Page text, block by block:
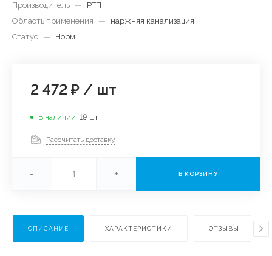
Производитель —
РТП
Область применения
—
наржняя канализация
Статус
— Норм
2 472 ₽ / шт
В наличии 19 шт
Рассчитать доставку
- + В КОРЗИНУ
ОПИСАНИЕ ХАРАКТЕРИСТИКИ ОТЗЫВЫ